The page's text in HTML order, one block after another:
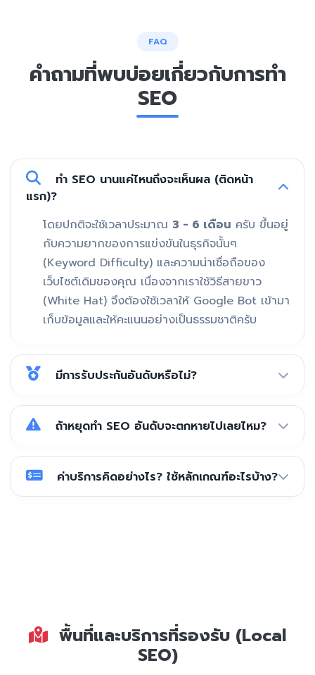
FAQ
คำถามที่พบบ่อยเกี่ยวกับการทำ
SEO
ทำ SEO นานแค่ไหนถึงจะเห็นผล (ติดหน้า
แรก)?
โดยปกติจะใช้เวลาประมาณ 3 - 6 เดือน ครับ ขึ้นอยู่
กับความยากของการแข่งขันในธุรกิจนั้นๆ
(Keyword Difficulty) และความน่าเชื่อถือของ
เว็บไซต์เดิมของคุณ เนื่องจากเราใช้วิธีสายขาว
(White Hat) จึงต้องใช้เวลาให้ Google Bot เข้ามา
เก็บข้อมูลและให้คะแนนอย่างเป็นธรรมชาติครับ
มีการรับประกันอันดับหรือไม่?
ถ้าหยุดทำ SEO อันดับจะตกหายไปเลยไหม?
ค่าบริการคิดอย่างไร? ใช้หลักเกณฑ์อะไรบ้าง?
พื้นที่และบริการที่รองรับ (Local
SEO)